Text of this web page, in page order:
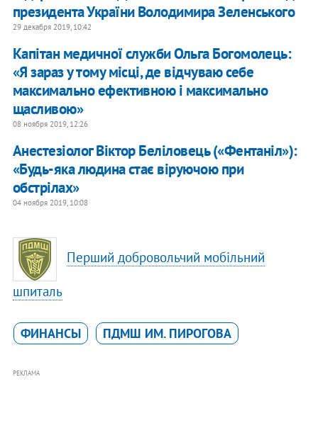
президента України Володимира Зеленського
29 декабря 2019, 10:42
Капітан медичної служби Ольга Богомолець:
«Я зараз у тому місці, де відчуваю себе
максимально ефективною і максимально
щасливою»
08 ноября 2019, 12:26
Анестезіолог Віктор Беліловець («Фентаніл»):
«Будь-яка людина стає віруючою при
обстрілах»
04 ноября 2019, 10:08
Перший добровольчий мобільний
шпиталь
ФИНАНСЫ ПДМШ ИМ. ПИРОГОВА
РЕКЛАМА